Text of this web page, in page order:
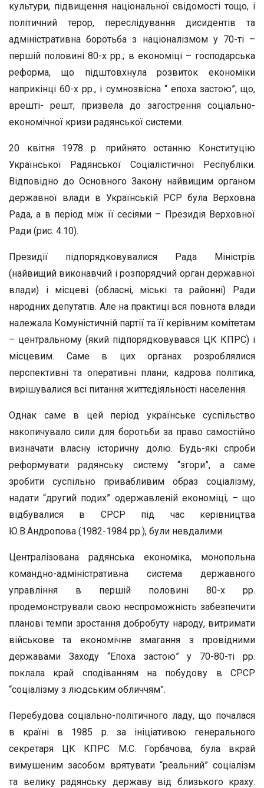
культури, підвищення національної свідомості тощо, і
політичний терор, переслідування дисидентів та
адміністративна боротьба з націоналізмом у 70-ті –
першій половині 80-х рр.; в економіці – господарська
реформа, що підштовхнула розвиток економіки
наприкінці 60-х рр., і сумнозвісна “ епоха застою”, що,
врешті- решт, призвела до загострення соціально-
економічної кризи радянської системи.
20 квітня 1978 р. прийнято останню Конституцію
Української Радянської Соціалістичної Республіки.
Відповідно до Основного Закону найвищим органом
державної влади в Українській РСР була Верховна
Рада, а в період між її сесіями – Президія Верховної
Ради (рис. 4.10).
Президії підпорядковувалися Рада Міністрів
(найвищий виконавчий і розпорядчий орган державної
влади) і місцеві (обласні, міські та районні) Ради
народних депутатів. Але на практиці вся повнота влади
належала Комуністичній партії та її керівним комітетам
– центральному (який підпорядковувався ЦК КПРС) і
місцевим. Саме в цих органах розроблялися
перспективні та оперативні плани, кадрова політика,
вирішувалися всі питання життєдіяльності населення.
Однак саме в цей період українське суспільство
накопичувало сили для боротьби за право самостійно
визначати власну історичну долю. Будь-які спроби
реформувати радянську систему “згори”, а саме
зробити суспільно привабливим образ соціалізму,
надати “другий подих” одержавленій економіці, – що
відбувалися в СРСР під час керівництва
Ю.В.Андропова (1982-1984 рр.), були невдалими.
Централізована радянська економіка, монопольна
командно-адміністративна система державного
управління в першій половині 80-х рр.
продемонстрували свою неспроможність забезпечити
планові темпи зростання добробуту народу, витримати
військове та економічне змагання з провідними
державами Заходу “Епоха застою” у 70-80-ті рр.
поклала край сподіванням на побудову в СРСР
“соціалізму з людським обличчям”.
Перебудова соціально-політичного ладу, що почалася
в країні в 1985 р. за ініціативою генерального
секретаря ЦК КПРС М.С. Горбачова, була вкрай
вимушеним засобом врятувати “реальний” соціалізм
та велику радянську державу від близького краху.